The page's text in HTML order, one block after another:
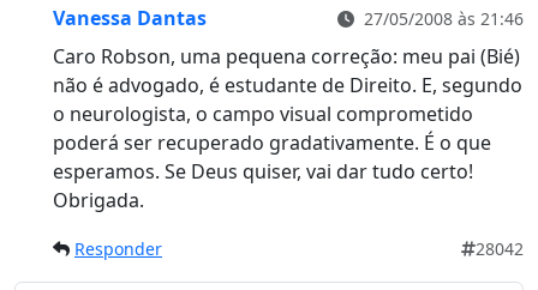
Vanessa Dantas 27/05/2008 às 21:46
Caro Robson, uma pequena correção: meu pai (Bié)
não é advogado, é estudante de Direito. E, segundo
o neurologista, o campo visual comprometido
poderá ser recuperado gradativamente. É o que
esperamos. Se Deus quiser, vai dar tudo certo!
Obrigada.
Responder 28042